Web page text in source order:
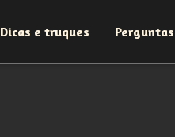
Dicas e truques